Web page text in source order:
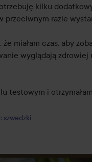
kilku
przeciwnym razie
miałam czas, aby
wyglądają
testowym i
szwedzki